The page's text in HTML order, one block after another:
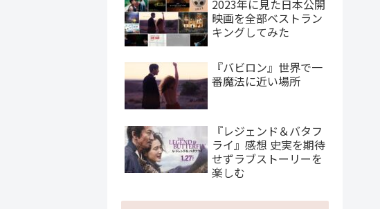
2023年に見た日本公開
映画を全部ベストラン
キングしてみた
『バビロン』世界で一
番魔法に近い場所
『レジェンド＆バタフ
ライ』感想 史実を期待
せずラブストーリーを
楽しむ